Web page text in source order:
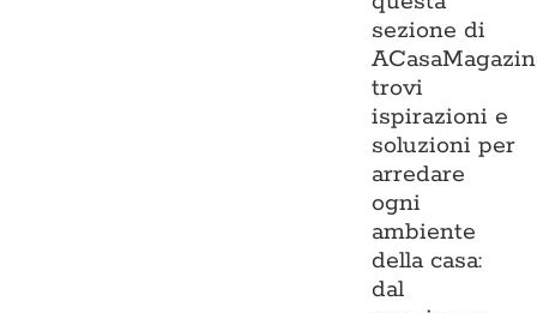
sezione di
trovi
ispirazioni e
soluzioni per
arredare
ogni
ambiente
della casa:
dal